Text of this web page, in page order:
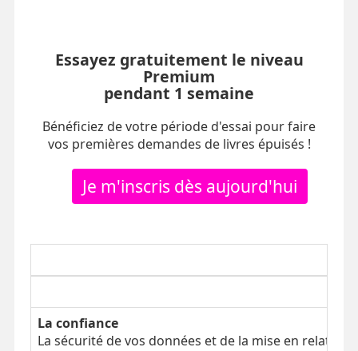
Essayez gratuitement le niveau
Premium
pendant 1 semaine
Bénéficiez de votre période d'essai pour faire
vos premières demandes de livres épuisés !
Je m'inscris dès aujourd'hui
La confiance
La sécurité de vos données et de la mise en relation